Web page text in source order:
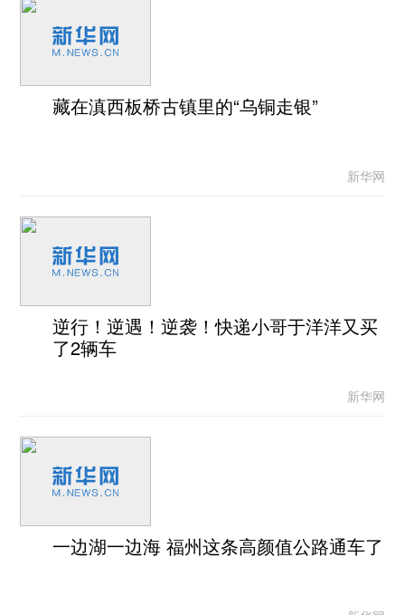
藏在滇西板桥古镇里的“乌铜走银”
新华网
逆行！逆遇！逆袭！快递小哥于洋洋又买
了2辆车
新华网
一边湖一边海 福州这条高颜值公路通车了